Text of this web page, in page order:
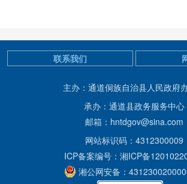
主办：通道侗族自治县人民政府
承办：通道县政务服务中心
邮箱：hntdgov@sina.com
网站标识码：4312300009
ICP备案编号：湘ICP备
湘公网安备：
联系我们